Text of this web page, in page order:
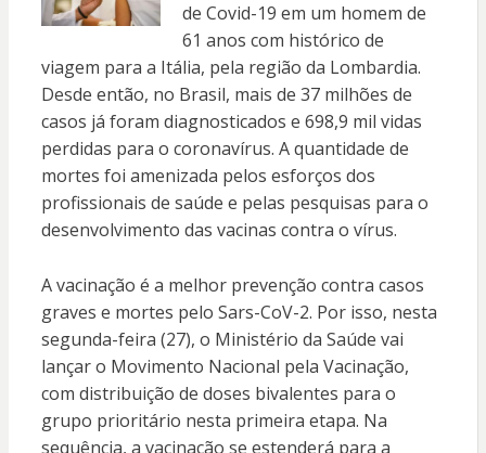
de Covid-19 em um homem de
61 anos com histórico de
viagem para a Itália, pela região da Lombardia.
Desde então, no Brasil, mais de 37 milhões de
casos já foram diagnosticados e 698,9 mil vidas
perdidas para o coronavírus. A quantidade de
mortes foi amenizada pelos esforços dos
profissionais de saúde e pelas pesquisas para o
desenvolvimento das vacinas contra o vírus.
A vacinação é a melhor prevenção contra casos
graves e mortes pelo Sars-CoV-2. Por isso, nesta
segunda-feira (27), o Ministério da Saúde vai
lançar o Movimento Nacional pela Vacinação,
com distribuição de doses bivalentes para o
grupo prioritário nesta primeira etapa. Na
sequência, a vacinação se estenderá para a